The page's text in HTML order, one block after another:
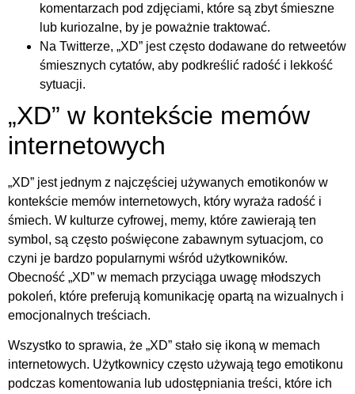
komentarzach pod zdjęciami, które są zbyt śmieszne
lub kuriozalne, by je poważnie traktować.
Na Twitterze, „XD” jest często dodawane do retweetów
śmiesznych cytatów, aby podkreślić radość i lekkość
sytuacji.
„XD” w kontekście memów
internetowych
„XD” jest jednym z najczęściej używanych emotikonów w
kontekście memów internetowych, który wyraża radość i
śmiech. W kulturze cyfrowej, memy, które zawierają ten
symbol, są często poświęcone zabawnym sytuacjom, co
czyni je bardzo popularnymi wśród użytkowników.
Obecność „XD” w memach przyciąga uwagę młodszych
pokoleń, które preferują komunikację opartą na wizualnych i
emocjonalnych treściach.
Wszystko to sprawia, że „XD” stało się ikoną w memach
internetowych. Użytkownicy często używają tego emotikonu
podczas komentowania lub udostępniania treści, które ich